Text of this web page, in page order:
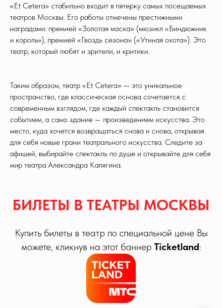
«Et Cetera» стабильно входит в пятерку самых посещаемых
театров Москвы. Его работы отмечены престижными
наградами: премией «Золотая маска» (мюзикл «Биндюжник
и король»), премией «Гвоздь сезона» («Утиная охота»). Это
театр, который любят и зрители, и критики.
Таким образом, театр «Et Cetera» — это уникальное
пространство, где классическая основа сочетается с
современным взглядом, где каждый спектакль становится
событием, а само здание — произведением искусства. Это
место, куда хочется возвращаться снова и снова, открывая
для себя новые грани театрального искусства. Следите за
афишей, выбирайте спектакль по душе и открывайте для себя
мир театра Александра Калягина.
БИЛЕТЫ В ТЕАТРЫ МОСКВЫ
Купить билеты в театр по специальной цене Вы
можете, кликнув на этот баннер Ticketland: